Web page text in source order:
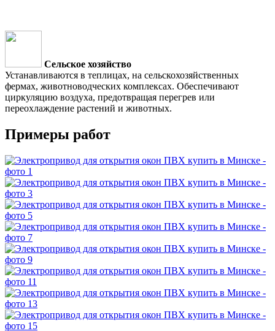
Сельское хозяйство
Устанавливаются в теплицах, на сельскохозяйственных
фермах, животноводческих комплексах. Обеспечивают
циркуляцию воздуха, предотвращая перегрев или
переохлаждение растений и животных.
Примеры работ